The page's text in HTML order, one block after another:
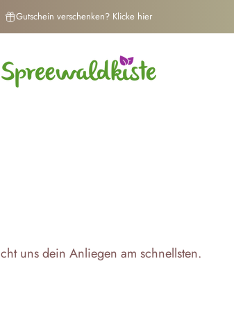
Gutschein verschenken? Klicke hier
Spreewaldkiste
uns dein Anliegen am schnellsten.